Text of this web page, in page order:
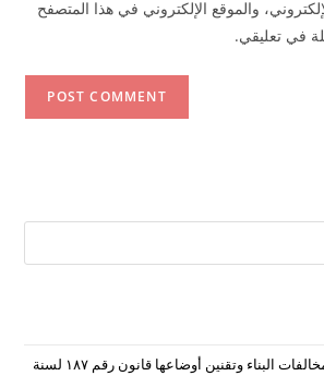
والموقع الإلكتروني في هذا المتصفح
في تعليقي.
قانون التصالح في بعض مخالفات البناء وتقنين أوضاعها قانون رقم ۱۸۷ لسنة